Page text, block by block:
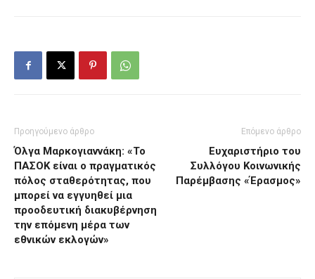
Προηγούμενο άρθρο
Όλγα Μαρκογιαννάκη: «Το
ΠΑΣΟΚ είναι ο πραγματικός
πόλος σταθερότητας, που
μπορεί να εγγυηθεί μια
προοδευτική διακυβέρνηση
την επόμενη μέρα των
εθνικών εκλογών»
Επόμενο άρθρο
Ευχαριστήριο του
Συλλόγου Κοινωνικής
Παρέμβασης «Έρασμος»